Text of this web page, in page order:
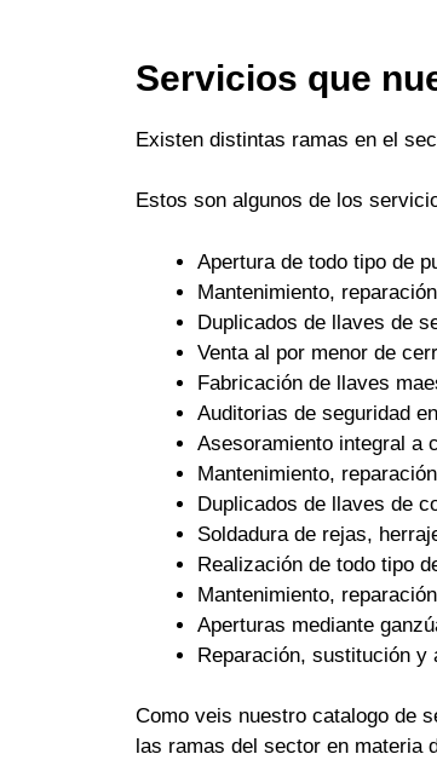
Servicios que
Existen distintas ramas en el
Estos son algunos de los
Apertura de todo tipo de
Mantenimiento,
Duplicados de llaves de
Venta al por menor de
Fabricación de llaves
Auditorias de seguridad
Asesoramiento integral a
Mantenimiento,
Duplicados de llaves de
Soldadura de rejas,
Realización de todo tipo
Mantenimiento,
Aperturas mediante
Reparación, sustitución y
Como veis nuestro catalogo de
las ramas del sector en materia